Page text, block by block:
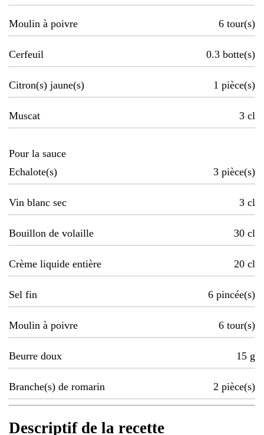
Moulin à poivre 6 tour(s)
Cerfeuil 0.3 botte(s)
Citron(s) jaune(s) 1 pièce(s)
Muscat 3 cl
Pour la sauce
Echalote(s)
3 pièce(s)
Vin blanc sec 3 cl
Bouillon de volaille 30 cl
Crème liquide entière 20 cl
Sel fin 6 pincée(s)
Moulin à poivre 6 tour(s)
Beurre doux 15 g
Branche(s) de romarin 2 pièce(s)
Descriptif de la recette